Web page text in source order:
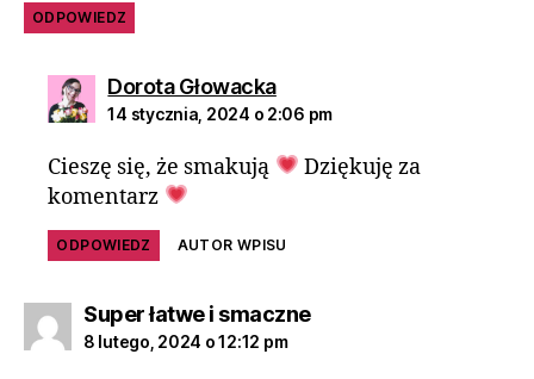
ODPOWIEDZ
Dorota Głowacka
14 stycznia, 2024 o 2:06 pm
Cieszę się, że smakują
Dziękuję za
komentarz
ODPOWIEDZ AUTOR WPISU
Super łatwe i smaczne
8 lutego, 2024 o 12:12 pm